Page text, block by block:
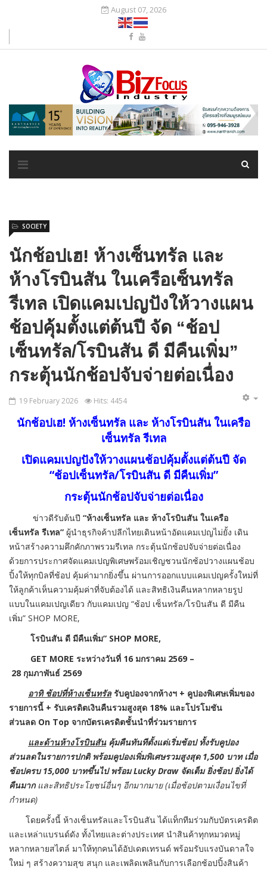
August 07, 2026
นักช้อปเฮ! ห้างเซ็นทรัล และ
ห้างโรบินสัน ในเครือเซ็นทรัล
รีเทล เปิดแคมเปญปังให้วางแผน
ช้อปคุ้มตั้งแต่ต้นปี จัด “ช้อป
เซ็นทรัล/โรบินสัน ดี มีคืนเพิ่ม”
กระตุ้นนักช้อปจับจ่ายต่อเนื่อง
SOCIETY
19 February 2026 Hits: 4454
นักช้อปเฮ! ห้างเซ็นทรัล และ ห้างโรบินสัน ในเครือ
เซ็นทรัล รีเทล
เปิดแคมเปญปังให้วางแผนช้อปคุ้มตั้งแต่ต้นปี จัด
“ช้อปเซ็นทรัล/โรบินสัน ดี มีคืนเพิ่ม”
กระตุ้นนักช้อปจับจ่ายต่อเนื่อง
ข่าวดีรับต้นปี “ห้างเซ็นทรัล และ ห้างโรบินสัน ในเครือ
เซ็นทรัล รีเทล” ผู้นำธุรกิจค้าปลีกไทยเดินหน้าอัดแคมเปญไม่ยั้ง เดิน
หน้าสร้างความคึกคักภาพรวมรีเทล กระตุ้นนักช้อปจับจ่ายต่อเนื่อง
ด้วยการประกาศจัดแคมเปญพิเศษพร้อมเชิญชวนนักช้อปวางแผนช้อบ
ปิ้งให้ทุกบิลที่ช้อป คุ้มค่ามากยิ่งขึ้น ผ่านการออกแบบแคมเปญครั้งใหม่ที่
ให้ลูกค้าเห็นความคุ้มค่าที่จับต้องได้ และสิทธิเงินคืนหลากหลายรูป
แบบในแคมเปญเดียว กับแคมเปญ “ช้อป เซ็นทรัล/โรบินสัน ดี มีคืน
เพิ่ม” SHOP MORE,
โรบินสัน ดี มีคืนเพิ่ม” SHOP MORE,
GET MORE ระหว่างวันที่ 16 มกราคม 2569 –
28 กุมภาพันธ์ 2569
อาทิ ช้อปที่ห้างเซ็นทรัลรับคูปองจากห้างฯ + คูปองพิเศษเพิ่มของ
รายการนี้ + รับเครดิตเงินคืนรวมสูงสุด 18% และโปรโมชัน
ส่วนลด On Top จากบัตรเครดิตชั้นนำที่ร่วมรายการ
และด้านห้างโรบินสันคุ้มคืนทันทีตั้งแต่เริ่มช้อป ทั้งรับคูปอง
ส่วนลดในรายการปกติ พร้อมคูปองเพิ่มพิเศษรวมสูงสุด 1,500 บาท เมื่อ
ช้อปครบ 15,000 บาทขึ้นไป พร้อมLucky Draw จัดเต็ม ยิ่งช้อป ยิ่งได้
คืนมากและสิทธิประโยชน์อื่นๆ อีกมากมาย(เมื่อช้อปตามเงื่อนไขที่
กำหนด)
โดยครั้งนี้ ห้างเซ็นทรัลและโรบินสัน ได้แท็กทีมร่วมกับบัตรเครดิต
และเหล่าแบรนด์ดัง ทั้งไทยและต่างประเทศ นำสินค้าทุกหมวดหมู่
หลากหลายสไตล์ มาให้ทุกคนได้อัปเดตเทรนด์ พร้อมรับแรงบันดาลใจ
ใหม่ ๆ สร้างความสุข สนุก และเพลิดเพลินกับการเลือกช้อปปิ้งสินค้า